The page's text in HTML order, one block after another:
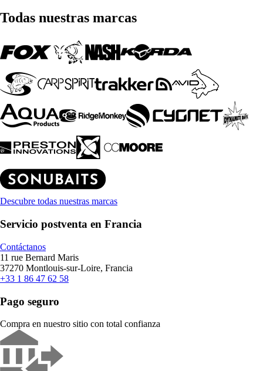
Todas nuestras marcas
Descubre todas nuestras marcas
Servicio postventa en Francia
Contáctanos
11 rue Bernard Maris
37270 Montlouis-sur-Loire, Francia
+33 1 86 47 62 58
Pago seguro
Compra en nuestro sitio con total confianza